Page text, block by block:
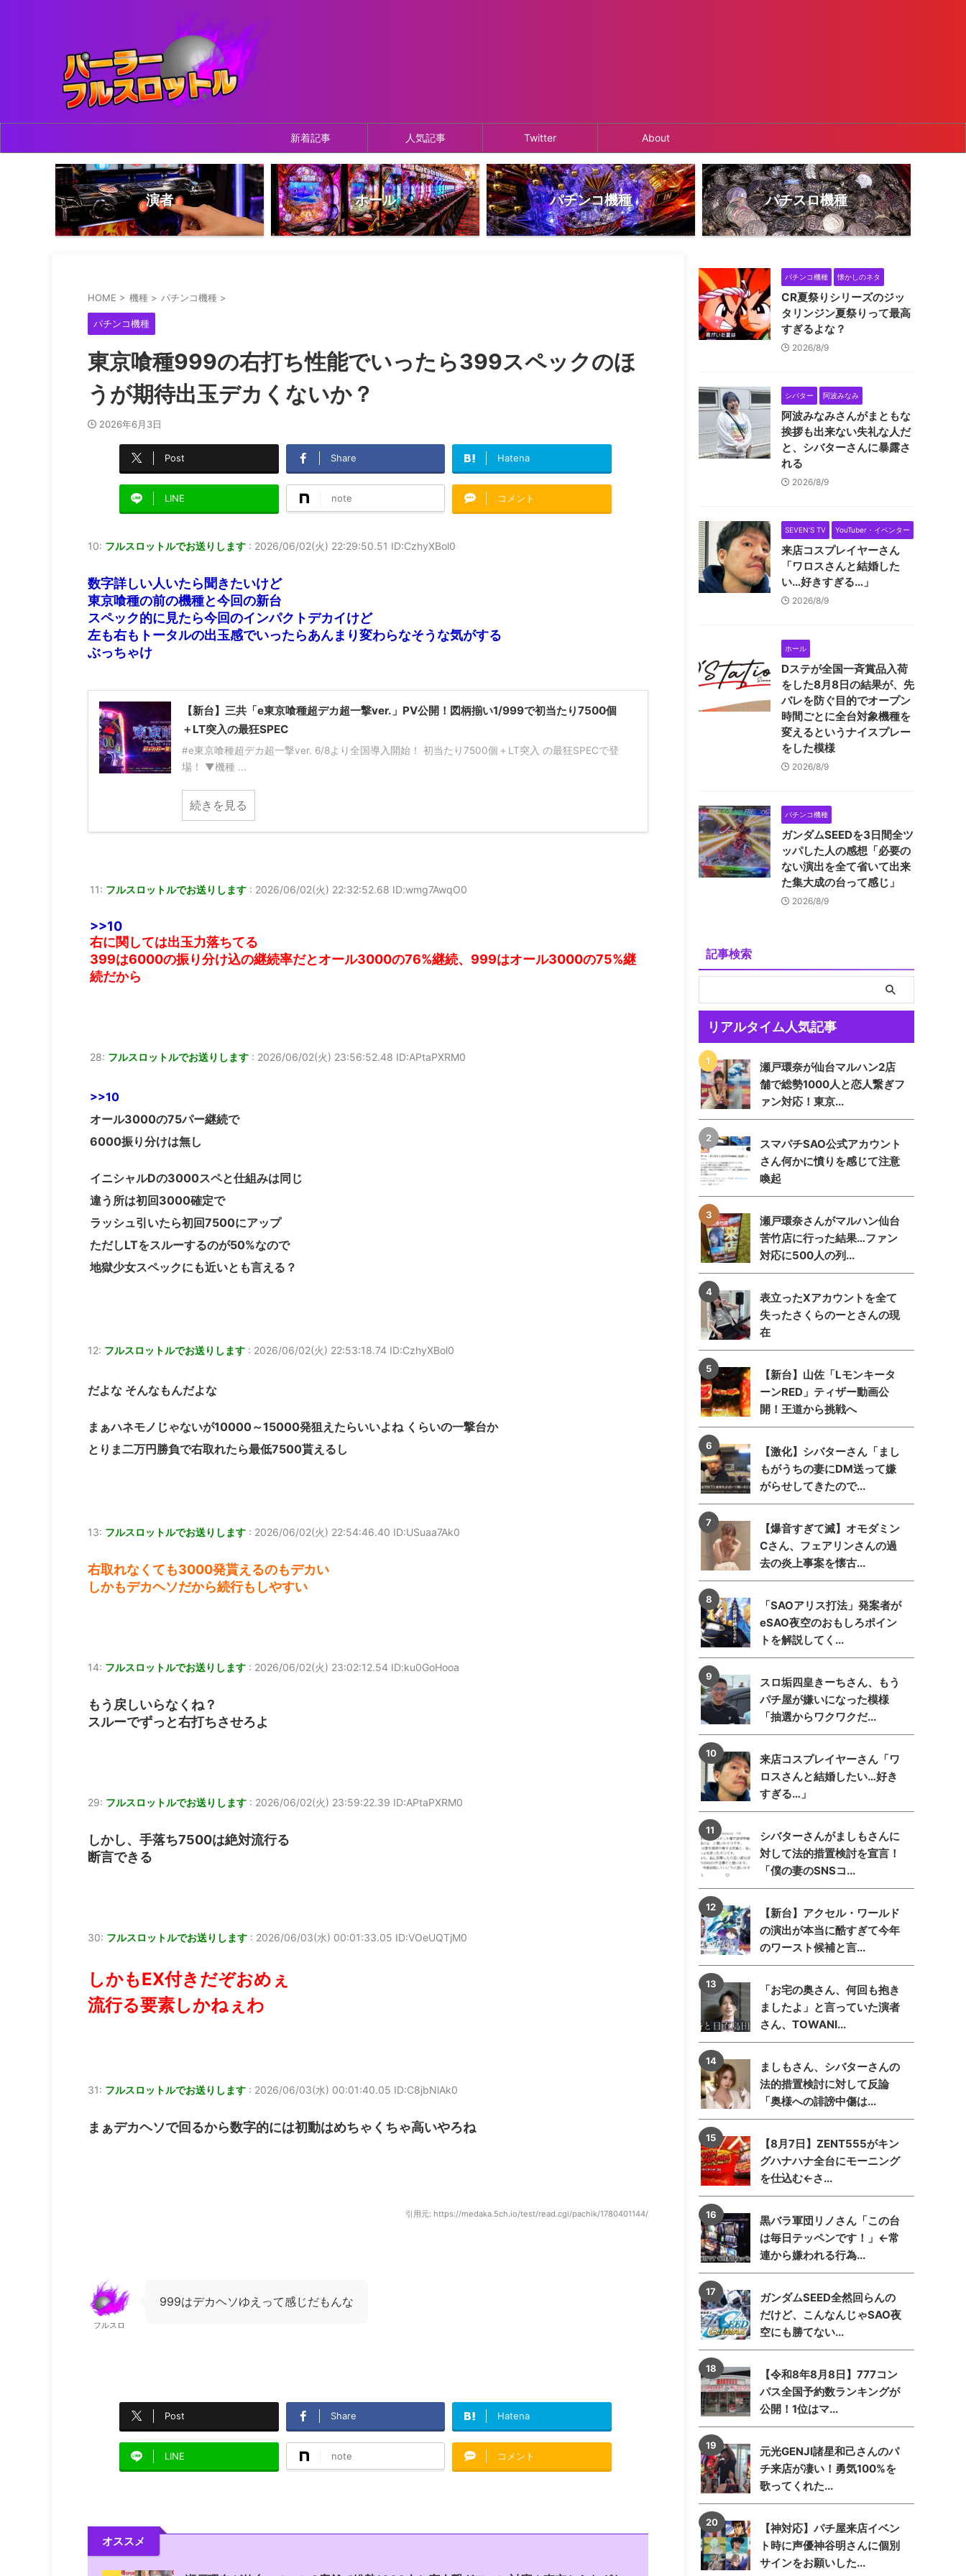
新着記事 人気記事 Twitter About
演者 ホール パチンコ機種 パチスロ機種
HOME > 機種 > パチンコ機種 >
パチンコ機種
東京喰種999の右打ち性能でいったら399スペックのほ
うが期待出玉デカくないか？
2026年6月3日
Post Share Hatena
LINE note コメント
10: フルスロットルでお送りします : 2026/06/02(火) 22:29:50.51 ID:CzhyXBol0
数字詳しい人いたら聞きたいけど
東京喰種の前の機種と今回の新台
スペック的に見たら今回のインパクトデカイけど
左も右もトータルの出玉感でいったらあんまり変わらなそうな気がする
ぶっちゃけ
【新台】三共「e東京喰種超デカ超一撃ver.」PV公開！図柄揃い1/999で初当たり7500個
＋LT突入の最狂SPEC
#e東京喰種超デカ超一撃ver. 6/8より全国導入開始！ 初当たり7500個＋LT突入 の最狂SPECで登
場！ ▼機種 ...
続きを見る
11: フルスロットルでお送りします : 2026/06/02(火) 22:32:52.68 ID:wmg7AwqO0
>>10
右に関しては出玉力落ちてる
399は6000の振り分け込の継続率だとオール3000の76%継続、999はオール3000の75%継
続だから
28: フルスロットルでお送りします : 2026/06/02(火) 23:56:52.48 ID:APtaPXRM0
>>10
オール3000の75パー継続で
6000振り分けは無し
イニシャルDの3000スペと仕組みは同じ
違う所は初回3000確定で
ラッシュ引いたら初回7500にアップ
ただしLTをスルーするのが50%なので
地獄少女スペックにも近いとも言える？
12: フルスロットルでお送りします : 2026/06/02(火) 22:53:18.74 ID:CzhyXBol0
だよな そんなもんだよな
まぁハネモノじゃないが10000～15000発狙えたらいいよね くらいの一撃台か
とりま二万円勝負で右取れたら最低7500貰えるし
13: フルスロットルでお送りします : 2026/06/02(火) 22:54:46.40 ID:USuaa7Ak0
右取れなくても3000発貰えるのもデカい
しかもデカヘソだから続行もしやすい
14: フルスロットルでお送りします : 2026/06/02(火) 23:02:12.54 ID:ku0GoHooa
もう戻しいらなくね？
スルーでずっと右打ちさせろよ
29: フルスロットルでお送りします : 2026/06/02(火) 23:59:22.39 ID:APtaPXRM0
しかし、手落ち7500は絶対流行る
断言できる
30: フルスロットルでお送りします : 2026/06/03(水) 00:01:33.05 ID:VOeUQTjM0
しかもEX付きだぞおめぇ
流行る要素しかねぇわ
31: フルスロットルでお送りします : 2026/06/03(水) 00:01:40.05 ID:C8jbNlAk0
まぁデカヘソで回るから数字的には初動はめちゃくちゃ高いやろね
引用元: https://medaka.5ch.io/test/read.cgi/pachik/1780401144/
フルスロ
999はデカヘソゆえって感じだもんな
Post Share Hatena
LINE note コメント
オススメ
パチンコ機種 懐かしのネタ
CR夏祭りシリーズのジッ
タリンジン夏祭りって最高
すぎるよな？
2026/8/9
シバター 阿波みなみ
阿波みなみさんがまともな
挨拶も出来ない失礼な人だ
と、シバターさんに暴露さ
れる
2026/8/9
SEVEN’S TV YouTuber・イベンター
来店コスプレイヤーさん
「ワロスさんと結婚した
い…好きすぎる…」
2026/8/9
ホール
Dステが全国一斉賞品入荷
をした8月8日の結果が、先
バレを防ぐ目的でオープン
時間ごとに全台対象機種を
変えるというナイスプレー
をした模様
2026/8/9
パチンコ機種
ガンダムSEEDを3日間全ツ
ッパした人の感想「必要の
ない演出を全て省いて出来
た集大成の台って感じ」
2026/8/9
記事検索
リアルタイム人気記事
瀬戸環奈が仙台マルハン2店
舗で総勢1000人と恋人繋ぎフ
ァン対応！東京...
スマパチSAO公式アカウント
さん何かに憤りを感じて注意
喚起
瀬戸環奈さんがマルハン仙台
苦竹店に行った結果…ファン
対応に500人の列...
表立ったXアカウントを全て
失ったさくらのーとさんの現
在
【新台】山佐「Lモンキータ
ーンRED」ティザー動画公
開！王道から挑戦へ
【激化】シバターさん「まし
もがうちの妻にDM送って嫌
がらせしてきたので...
【爆音すぎて滅】オモダミン
Cさん、フェアリンさんの過
去の炎上事案を懐古...
「SAOアリス打法」発案者が
eSAO夜空のおもしろポイン
トを解説してく...
スロ垢四皇きーちさん、もう
パチ屋が嫌いになった模様
「抽選からワクワクだ...
来店コスプレイヤーさん「ワ
ロスさんと結婚したい…好き
すぎる…」
シバターさんがましもさんに
対して法的措置検討を宣言！
「僕の妻のSNSコ...
【新台】アクセル・ワールド
の演出が本当に酷すぎて今年
のワースト候補と言...
「お宅の奥さん、何回も抱き
ましたよ」と言っていた演者
さん、TOWANI...
ましもさん、シバターさんの
法的措置検討に対して反論
「奥様への誹謗中傷は...
【8月7日】ZENT555がキン
グハナハナ全台にモーニング
を仕込む←さ...
黒バラ軍団リノさん「この台
は毎日テッペンです！」←常
連から嫌われる行為...
ガンダムSEED全然回らんの
だけど、こんなんじゃSAO夜
空にも勝てない...
【令和8年8月8日】777コン
パス全国予約数ランキングが
公開！1位はマ...
元光GENJI諸星和己さんのパ
チ来店が凄い！勇気100%を
歌ってくれた...
【神対応】パチ屋来店イベン
ト時に声優神谷明さんに個別
サインをお願いした...